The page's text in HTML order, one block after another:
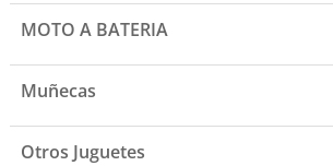
MOTO A BATERIA
Muñecas
Otros Juguetes